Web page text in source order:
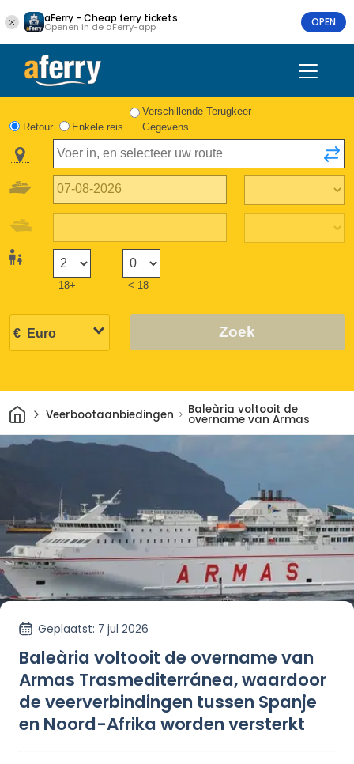
aFerry - Cheap ferry tickets
Openen in de aFerry-app OPEN
Retour Enkele reis
Verschillende Terugkeer
Gegevens
18+ < 18
Zoek
ThuisVeerbootaanbiedingen Baleària voltooit de
overname van Armas
Geplaatst: 7 jul 2026
Baleària voltooit de overname van
Armas Trasmediterránea, waardoor
de veerverbindingen tussen Spanje
en Noord-Afrika worden versterkt